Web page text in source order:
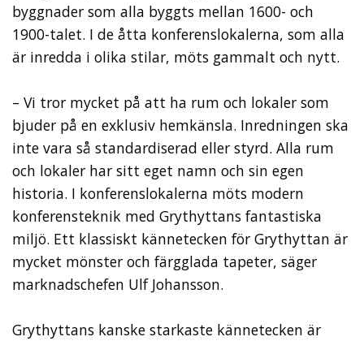
byggnader som alla byggts mellan 1600- och
1900-talet. I de åtta konferenslokalerna, som alla
är inredda i olika stilar, möts gammalt och nytt.
– Vi tror mycket på att ha rum och lokaler som
bjuder på en exklusiv hemkänsla. Inredningen ska
inte vara så standardiserad eller styrd. Alla rum
och lokaler har sitt eget namn och sin egen
historia. I konferenslokalerna möts modern
konferensteknik med Grythyttans fantastiska
miljö. Ett klassiskt kännetecken för Grythyttan är
mycket mönster och färgglada tapeter, säger
marknadschefen Ulf Johansson.
Grythyttans kanske starkaste kännetecken är